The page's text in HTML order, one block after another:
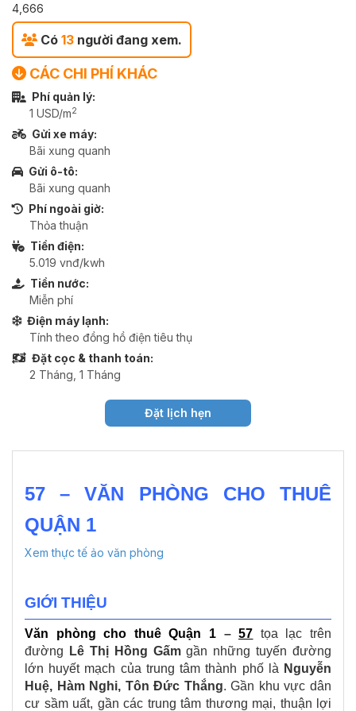
4,666
Có 13 người đang xem.
CÁC CHI PHÍ KHÁC
Phí quản lý:
1 USD/m2
Gửi xe máy:
Bãi xung quanh
Gửi ô-tô:
Bãi xung quanh
Phí ngoài giờ:
Thỏa thuận
Tiền điện:
5.019 vnđ/kwh
Tiền nước:
Miễn phí
Điện máy lạnh:
Tính theo đồng hồ điện tiêu thụ
Đặt cọc & thanh toán:
2 Tháng, 1 Tháng
Đặt lịch hẹn
57 – VĂN PHÒNG CHO THUÊ
QUẬN 1
Xem thực tế ảo văn phòng
GIỚI THIỆU
Văn phòng cho thuê Quận 1 –57 tọa lạc trên
đường
Lê Thị Hồng Gấmgần những tuyến đường
lớn huyết mạch của trung tâm thành phố là Nguyễn
Huệ, Hàm Nghi, Tôn Đức Thắng. Gần khu vực dân
cư sầm uất, gần các trung tâm thương mại, thuận lợi